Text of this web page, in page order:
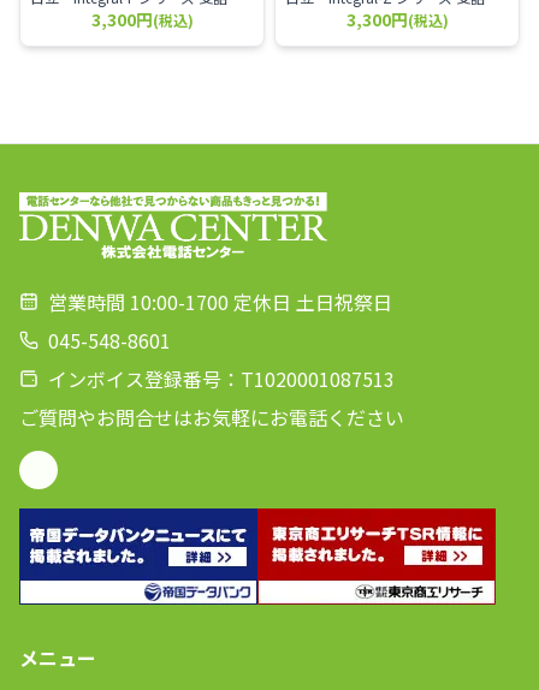
3,300円(税込) 3,300円(税込)
営業時間 10:00-1700 定休日 土日祝祭日
045-548-8601
インボイス登録番号：T1020001087513
ご質問やお問合せはお気軽にお電話ください
メニュー